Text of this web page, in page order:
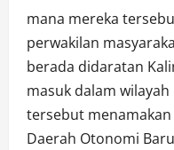
mana mereka
perwakilan
berada didaratan
masuk dalam
tersebut
Daerah Otonomi